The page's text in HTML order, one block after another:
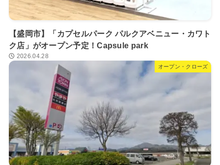
【盛岡市】「カプセルパーク パルクアベニュー・カワト
ク店」がオープン予定！Capsule park
2026.04.28
オープン・クローズ